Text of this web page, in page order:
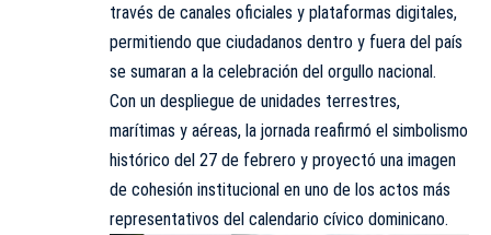
través de canales oficiales y plataformas digitales,
permitiendo que ciudadanos dentro y fuera del país
se sumaran a la celebración del orgullo nacional.
Con un despliegue de unidades terrestres,
marítimas y aéreas, la jornada reafirmó el simbolismo
histórico del 27 de febrero y proyectó una imagen
de cohesión institucional en uno de los actos más
representativos del calendario cívico dominicano.